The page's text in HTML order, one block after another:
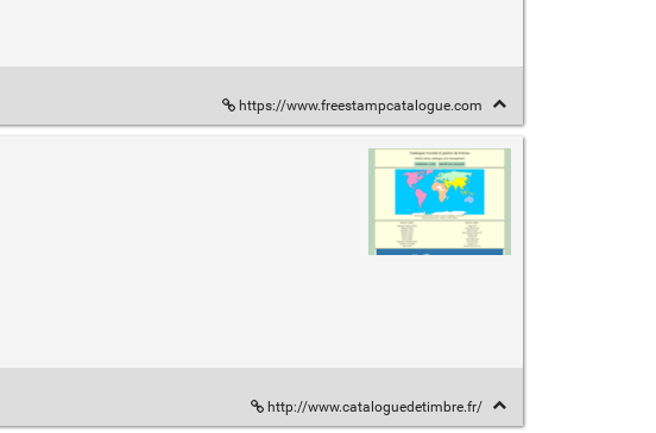
https://www.freestampcatalogue.com
http://www.cataloguedetimbre.fr/